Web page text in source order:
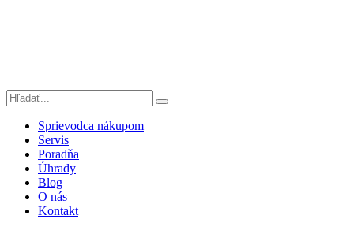
Sprievodca nákupom
Servis
Poradňa
Úhrady
Blog
O nás
Kontakt